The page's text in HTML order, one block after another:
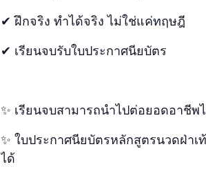
✔ ฝึกจริง ทำได้จริง ไม่ใช่แค่ทฤษฎี
✔ เรียนจบรับใบประกาศนียบัตร
✨ เรียนจบสามารถนำไปต่อยอดอาชีพ
✨ ใบประกาศนียบัตรหลักสูตรนวดฝ่าเ
ได้